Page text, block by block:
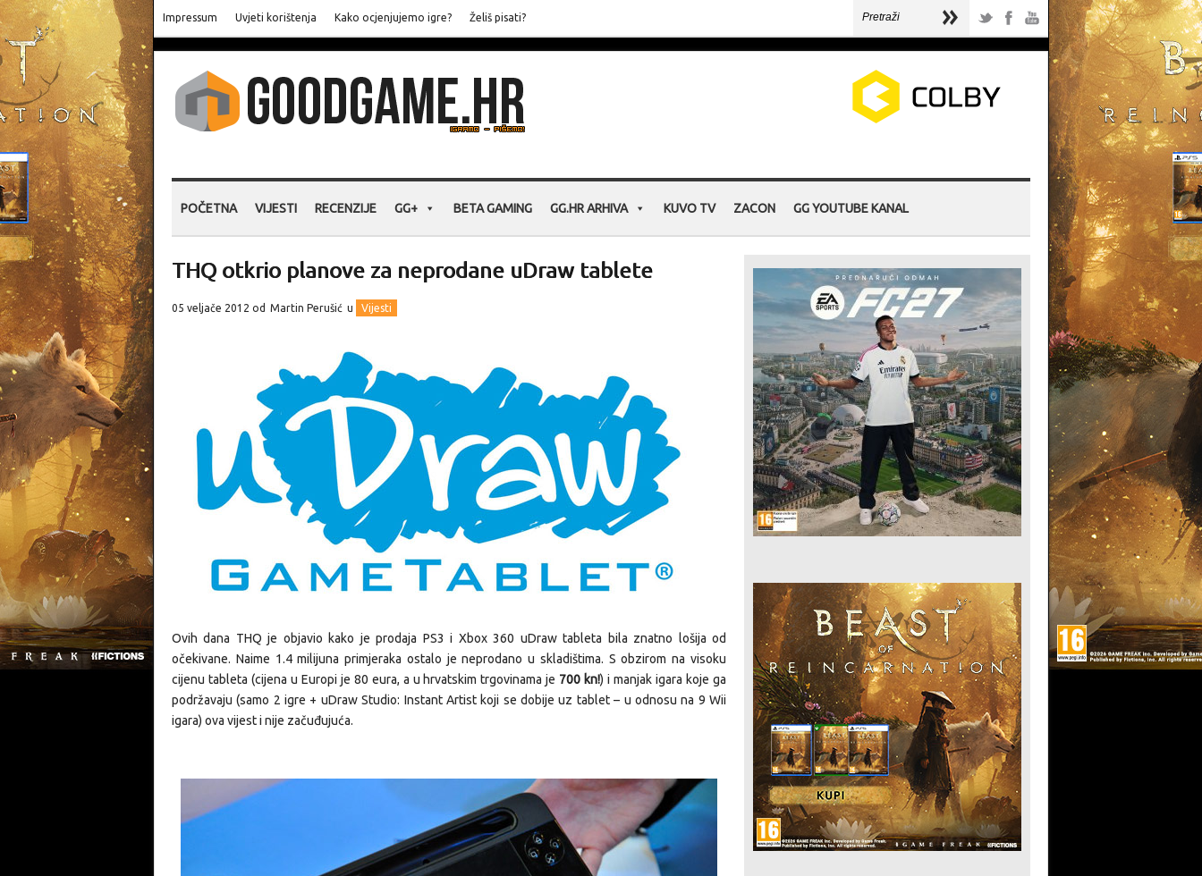
Impressum Uvjeti korištenja Kako ocjenjujemo igre? Želiš pisati?
POČETNA VIJESTI RECENZIJE GG+ BETA GAMING GG.HR ARHIVA KUVO TV ZACON GG YOUTUBE KANAL
THQ otkrio planove za neprodane uDraw tablete
05 veljače 2012 od Martin Perušić u Vijesti
Ovih dana THQ je objavio kako je prodaja PS3 i Xbox 360 uDraw tableta bila znatno lošija od
očekivane. Naime 1.4 milijuna primjeraka ostalo je neprodano u skladištima. S obzirom na visoku
cijenu tableta (cijena u Europi je 80 eura, a u hrvatskim trgovinama je 700 kn!) i manjak igara koje ga
podržavaju (samo 2 igre + uDraw Studio: Instant Artist koji se dobije uz tablet – u odnosu na 9 Wii
igara) ova vijest i nije začuđujuća.